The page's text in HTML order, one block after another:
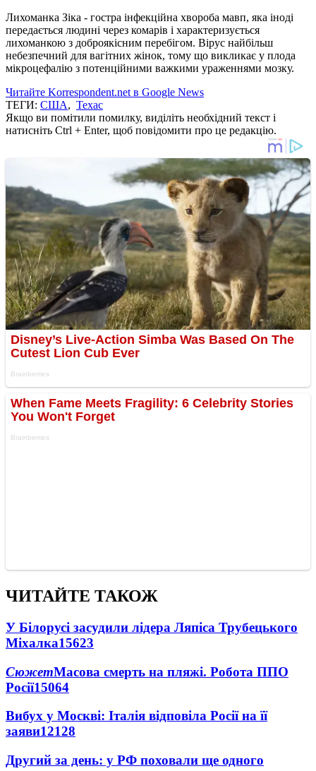
Лихоманка Зіка - гостра інфекційна хвороба мавп, яка іноді
передається людині через комарів і характеризується
лихоманкою з доброякісним перебігом. Вірус найбільш
небезпечний для вагітних жінок, тому що викликає у плода
мікроцефалію з потенційними важкими ураженнями мозку.
Читайте Korrespondent.net в Google News
ТЕГИ: США, Техас
Якщо ви помітили помилку, виділіть необхідний текст і
натисніть Ctrl + Enter, щоб повідомити про це редакцію.
ЧИТАЙТЕ ТАКОЖ
У Білорусі засудили лідера Ляпіса Трубецького
Міхалка15623
СюжетМасова смерть на пляжі. Робота ППО
Росії15064
Вибух у Москві: Італія відповіла Росії на її
заяви12128
Другий за день: у РФ поховали ще одного